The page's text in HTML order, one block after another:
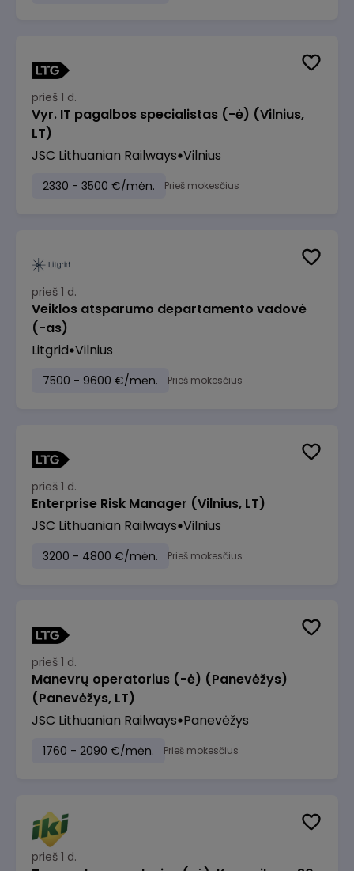
prieš 1 d.
Vyr. IT pagalbos specialistas (-ė) (Vilnius,
LT)
JSC Lithuanian Railways Vilnius
2330 - 3500 €/mėn. Prieš mokesčius
prieš 1 d.
Veiklos atsparumo departamento vadovė
(-as)
Litgrid Vilnius
7500 - 9600 €/mėn. Prieš mokesčius
prieš 1 d.
Enterprise Risk Manager (Vilnius, LT)
JSC Lithuanian Railways Vilnius
3200 - 4800 €/mėn. Prieš mokesčius
prieš 1 d.
Manevrų operatorius (-ė) (Panevėžys)
(Panevėžys, LT)
JSC Lithuanian Railways Panevėžys
1760 - 2090 €/mėn. Prieš mokesčius
prieš 1 d.